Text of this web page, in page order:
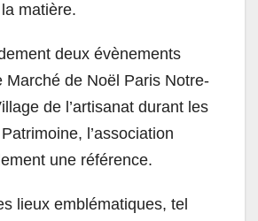
matière.
deux évènements
Marché de Noël Paris Notre-
de l’artisanat durant les
l’association
une référence.
lieux emblématiques, tel